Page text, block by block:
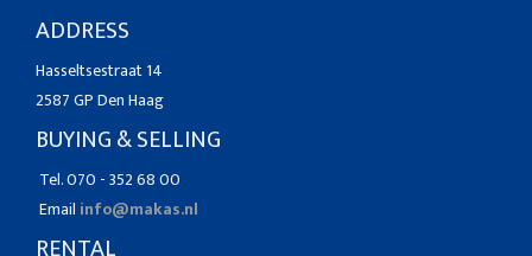
ADDRESS
Hasseltsestraat 14
2587 GP Den Haag
BUYING & SELLING
Tel. 070 - 352 68 00
Email info@makas.nl